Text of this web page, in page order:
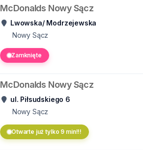
McDonalds Nowy Sącz
Lwowska/ Modrzejewska
Nowy Sącz
Zamknięte
McDonalds Nowy Sącz
ul. Piłsudskiego 6
Nowy Sącz
Otwarte już tylko 9 min!!!